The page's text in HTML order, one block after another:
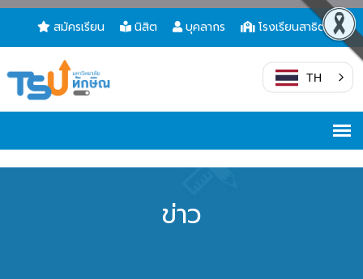
สมัครเรียน นิสิต บุคลากร โรงเรียนสาธิต
TH
ข่าว